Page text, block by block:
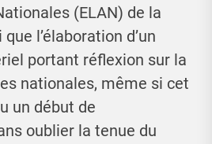
(ELAN) de la
l’élaboration d’un
portant réflexion sur la
nationales, même si cet
un début de
oublier la tenue du